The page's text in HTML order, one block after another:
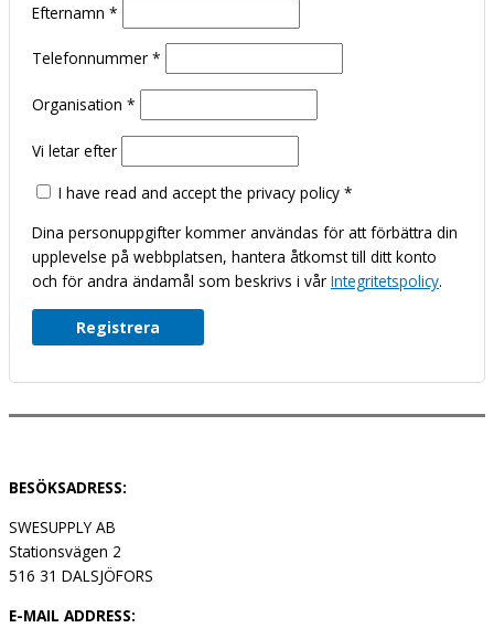
Efternamn *
Telefonnummer *
Organisation *
Vi letar efter
I have read and accept the privacy policy *
Dina personuppgifter kommer användas för att förbättra din
upplevelse på webbplatsen, hantera åtkomst till ditt konto
och för andra ändamål som beskrivs i vår Integritetspolicy.
Registrera
BESÖKSADRESS:
SWESUPPLY AB
Stationsvägen 2
516 31 DALSJÖFORS
E-MAIL ADDRESS: